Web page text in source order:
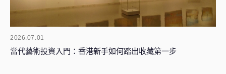
2026.07.01
當代藝術投資入門：香港新手如何踏出收藏第一步